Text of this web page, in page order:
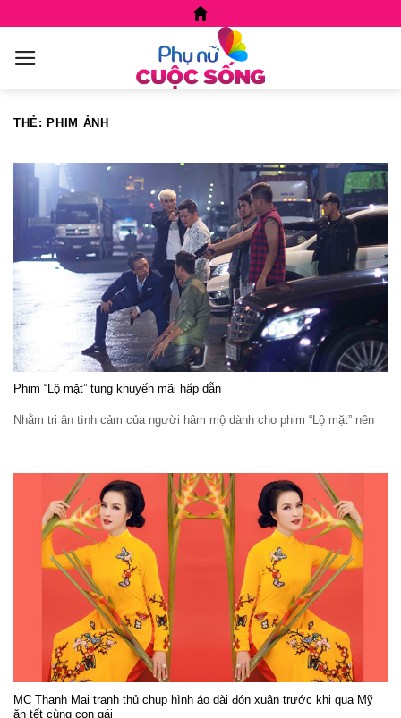
content
THẺ: PHIM ẢNH
Phim “Lộ mặt” tung khuyến mãi hấp dẫn
Nhằm tri ân tình cảm của người hâm mộ dành cho phim “Lộ mặt” nên
MC Thanh Mai tranh thủ chụp hình áo dài đón xuân trước khi qua Mỹ
ăn tết cùng con gái